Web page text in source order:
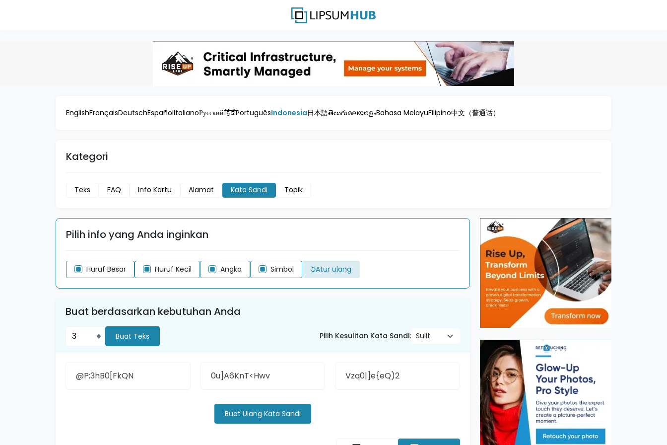
EnglishFrançaisDeutschEspañolItalianoРусскийहिंदीPortuguêsIndonesia日本語తెలుగుമലയാളംBahasa MelayuFilipino中文（普通话）
Kategori
Teks FAQ Info Kartu Alamat Kata Sandi Topik
Pilih info yang Anda inginkan
Huruf Besar Huruf Kecil Angka Simbol Atur ulang
Buat berdasarkan kebutuhan Anda
Buat Teks Pilih Kesulitan Kata Sandi:
@P;3hB0[FkQN 0u]A6KnT<Hwv Vzq0|]e{eQ)2
Buat Ulang Kata Sandi